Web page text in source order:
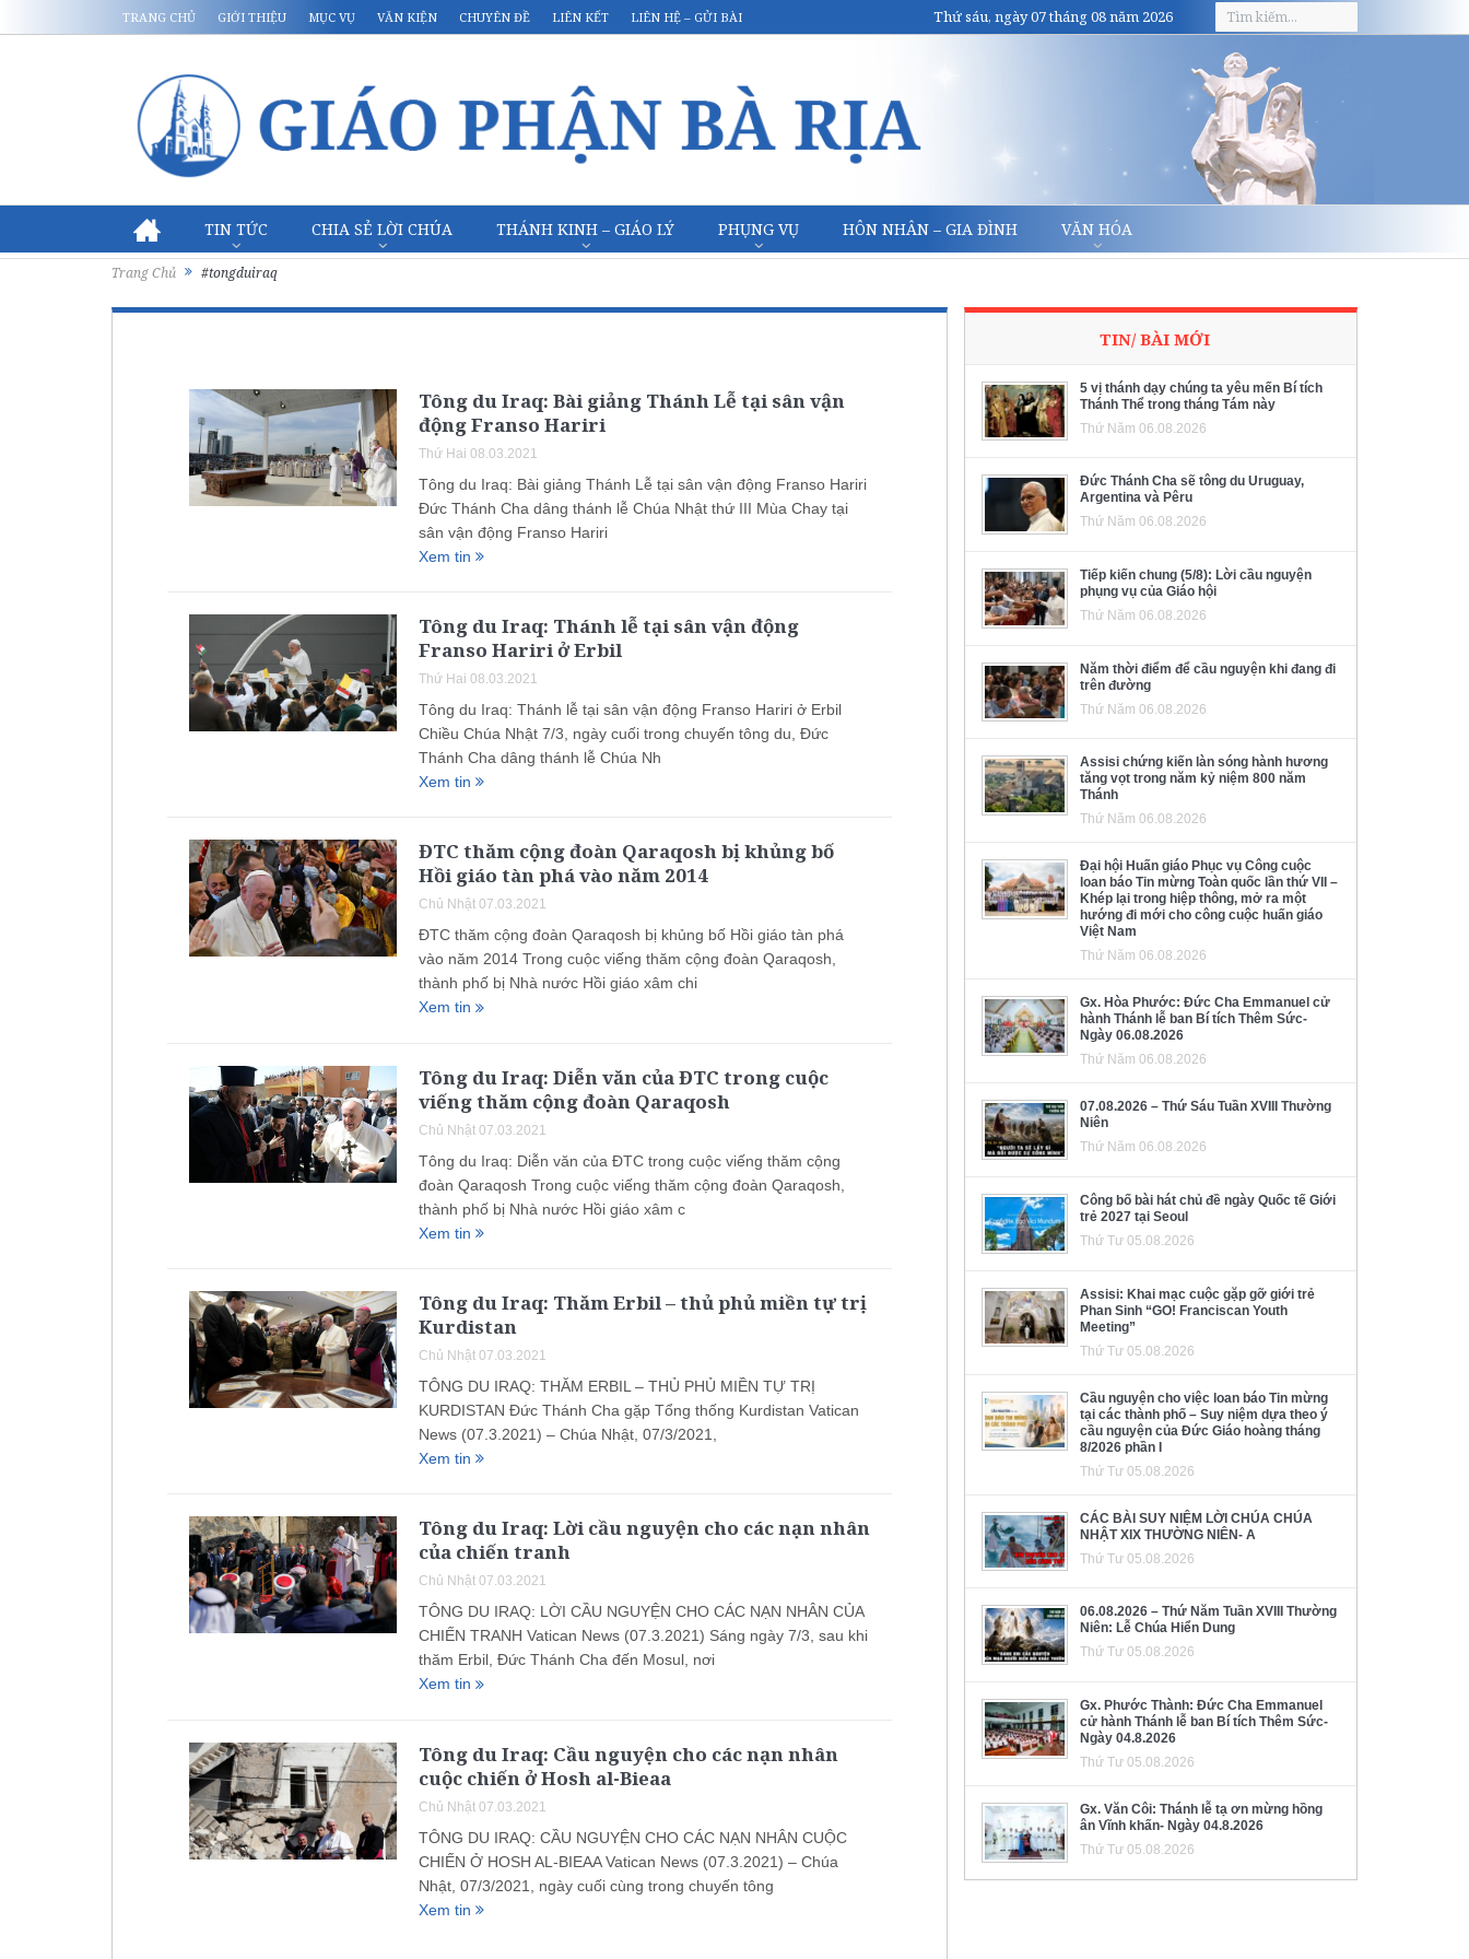
TRANG CHỦ GIỚI THIỆU MỤC VỤ VĂN KIỆN CHUYÊN ĐỀ LIÊN KẾT LIÊN HỆ – GỬI BÀI Thứ sáu, ngày 07 tháng 08 năm 2026
TIN TỨC CHIA SẺ LỜI CHÚA THÁNH KINH – GIÁO LÝ PHỤNG VỤ HÔN NHÂN – GIA ĐÌNH VĂN HÓA
Trang Chủ #tongduiraq
Tông du Iraq: Bài giảng Thánh Lễ tại sân vận
động Franso Hariri
Thứ Hai 08.03.2021
Tông du Iraq: Bài giảng Thánh Lễ tại sân vận động Franso Hariri
Đức Thánh Cha dâng thánh lễ Chúa Nhật thứ III Mùa Chay tại
sân vận động Franso Hariri
Xem tin
Tông du Iraq: Thánh lễ tại sân vận động
Franso Hariri ở Erbil
Thứ Hai 08.03.2021
Tông du Iraq: Thánh lễ tại sân vận động Franso Hariri ở Erbil
Chiều Chúa Nhật 7/3, ngày cuối trong chuyến tông du, Đức
Thánh Cha dâng thánh lễ Chúa Nh
Xem tin
ĐTC thăm cộng đoàn Qaraqosh bị khủng bố
Hồi giáo tàn phá vào năm 2014
Chủ Nhật 07.03.2021
ĐTC thăm cộng đoàn Qaraqosh bị khủng bố Hồi giáo tàn phá
vào năm 2014 Trong cuộc viếng thăm cộng đoàn Qaraqosh,
thành phố bị Nhà nước Hồi giáo xâm chi
Xem tin
Tông du Iraq: Diễn văn của ĐTC trong cuộc
viếng thăm cộng đoàn Qaraqosh
Chủ Nhật 07.03.2021
Tông du Iraq: Diễn văn của ĐTC trong cuộc viếng thăm cộng
đoàn Qaraqosh Trong cuộc viếng thăm cộng đoàn Qaraqosh,
thành phố bị Nhà nước Hồi giáo xâm c
Xem tin
Tông du Iraq: Thăm Erbil – thủ phủ miền tự trị
Kurdistan
Chủ Nhật 07.03.2021
TÔNG DU IRAQ: THĂM ERBIL – THỦ PHỦ MIỀN TỰ TRỊ
KURDISTAN Đức Thánh Cha gặp Tổng thống Kurdistan Vatican
News (07.3.2021) – Chúa Nhật, 07/3/2021,
Xem tin
Tông du Iraq: Lời cầu nguyện cho các nạn nhân
của chiến tranh
Chủ Nhật 07.03.2021
TÔNG DU IRAQ: LỜI CẦU NGUYỆN CHO CÁC NẠN NHÂN CỦA
CHIẾN TRANH Vatican News (07.3.2021) Sáng ngày 7/3, sau khi
thăm Erbil, Đức Thánh Cha đến Mosul, nơi
Xem tin
Tông du Iraq: Cầu nguyện cho các nạn nhân
cuộc chiến ở Hosh al-Bieaa
Chủ Nhật 07.03.2021
TÔNG DU IRAQ: CẦU NGUYỆN CHO CÁC NẠN NHÂN CUỘC
CHIẾN Ở HOSH AL-BIEAA Vatican News (07.3.2021) – Chúa
Nhật, 07/3/2021, ngày cuối cùng trong chuyến tông
Xem tin
TIN/ BÀI MỚI
5 vị thánh dạy chúng ta yêu mến Bí tích
Thánh Thể trong tháng Tám này
Thứ Năm 06.08.2026
Đức Thánh Cha sẽ tông du Uruguay,
Argentina và Pêru
Thứ Năm 06.08.2026
Tiếp kiến chung (5/8): Lời cầu nguyện
phụng vụ của Giáo hội
Thứ Năm 06.08.2026
Năm thời điểm để cầu nguyện khi đang đi
trên đường
Thứ Năm 06.08.2026
Assisi chứng kiến làn sóng hành hương
tăng vọt trong năm kỷ niệm 800 năm
Thánh
Thứ Năm 06.08.2026
Đại hội Huấn giáo Phục vụ Công cuộc
loan báo Tin mừng Toàn quốc lần thứ VII –
Khép lại trong hiệp thông, mở ra một
hướng đi mới cho công cuộc huấn giáo
Việt Nam
Thứ Năm 06.08.2026
Gx. Hòa Phước: Đức Cha Emmanuel cử
hành Thánh lễ ban Bí tích Thêm Sức-
Ngày 06.08.2026
Thứ Năm 06.08.2026
07.08.2026 – Thứ Sáu Tuần XVIII Thường
Niên
Thứ Năm 06.08.2026
Công bố bài hát chủ đề ngày Quốc tế Giới
trẻ 2027 tại Seoul
Thứ Tư 05.08.2026
Assisi: Khai mạc cuộc gặp gỡ giới trẻ
Phan Sinh “GO! Franciscan Youth
Meeting”
Thứ Tư 05.08.2026
Cầu nguyện cho việc loan báo Tin mừng
tại các thành phố – Suy niệm dựa theo ý
cầu nguyện của Đức Giáo hoàng tháng
8/2026 phần I
Thứ Tư 05.08.2026
CÁC BÀI SUY NIỆM LỜI CHÚA CHÚA
NHẬT XIX THƯỜNG NIÊN- A
Thứ Tư 05.08.2026
06.08.2026 – Thứ Năm Tuần XVIII Thường
Niên: Lễ Chúa Hiển Dung
Thứ Tư 05.08.2026
Gx. Phước Thành: Đức Cha Emmanuel
cử hành Thánh lễ ban Bí tích Thêm Sức-
Ngày 04.8.2026
Thứ Tư 05.08.2026
Gx. Văn Côi: Thánh lễ tạ ơn mừng hồng
ân Vĩnh khấn- Ngày 04.8.2026
Thứ Tư 05.08.2026